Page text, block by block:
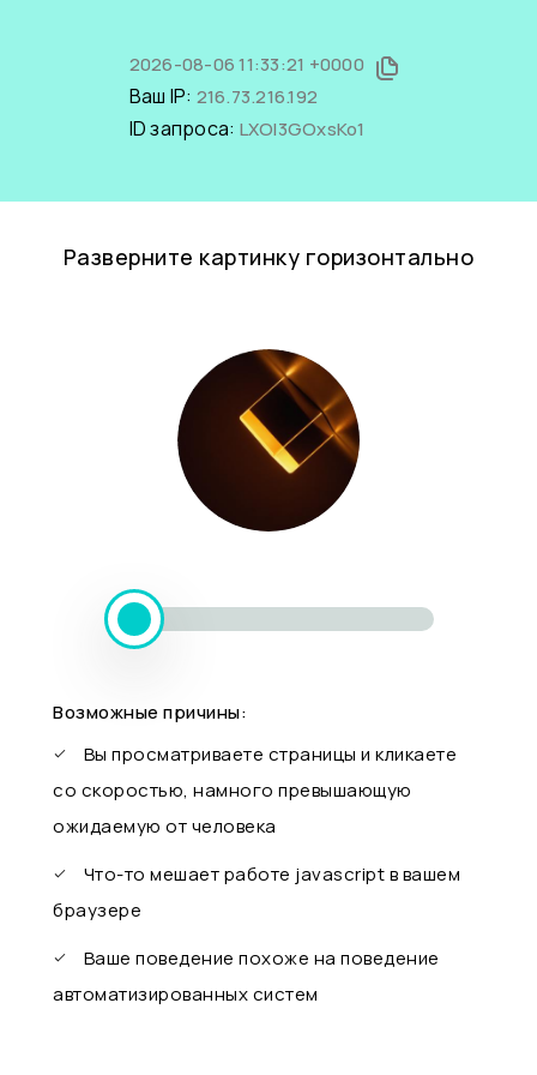
2026-08-06 11:33:21 +0000
Ваш IP: 216.73.216.192
ID запроса: LXOl3GOxsKo1
Разверните картинку горизонтально
Возможные причины:
Вы просматриваете страницы и кликаете
со скоростью, намного превышающую
ожидаемую от человека
Что-то мешает работе javascript в вашем
браузере
Ваше поведение похоже на поведение
автоматизированных систем